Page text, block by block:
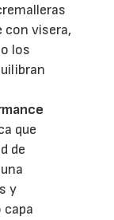
con visera,
los
que
de
y